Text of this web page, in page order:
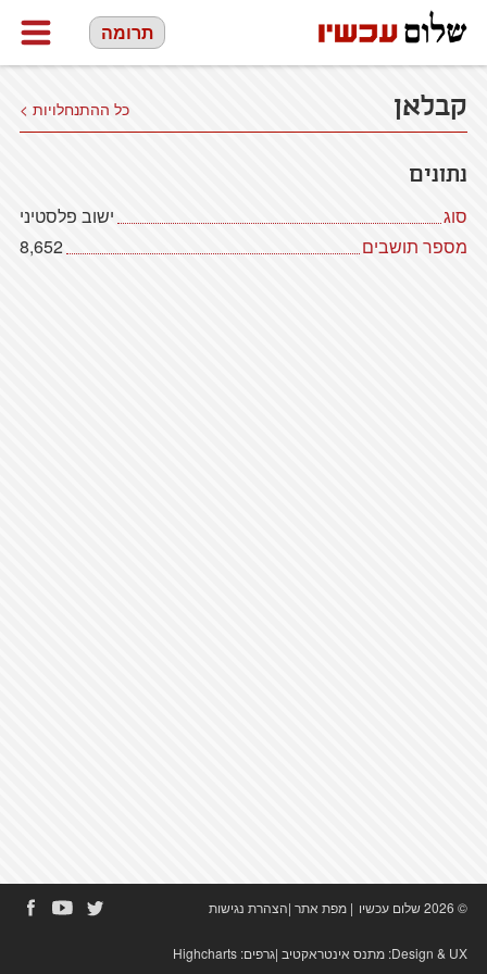
תרומה
קבלאן כל ההתנחלויות >
נתונים
סוג
ישוב פלסטיני
מספר תושבים
8,652
© 2026 שלום עכשיו | מפת אתר|הצהרת נגישות
Design & UX: מתנס אינטראקטיב|גרפים: Highcharts